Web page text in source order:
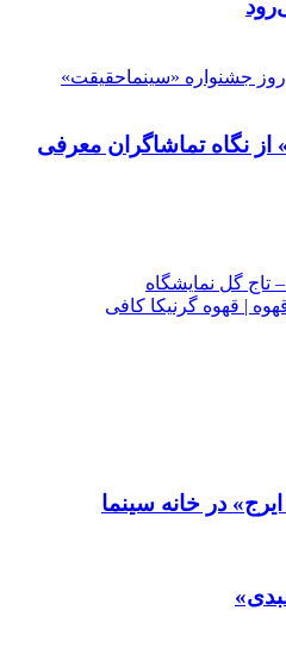
نگاه تماشاگران معرفی
تاج گل نمایشگاه
| قهوه گرنیکا کافی
در خانه سینما